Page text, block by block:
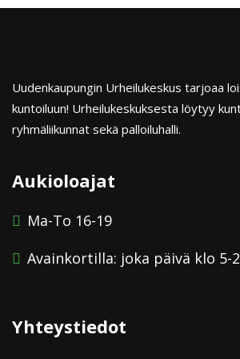
Uudenkaupungin Urheilukeskus tarjoaa
kuntoiluun! Urheilukeskuksesta löytyy
ryhmäliikunnat sekä palloiluhalli.
Aukioloajat
Ma-To 16-19
Avainkortilla: joka päivä klo 5-
Yhteystiedot